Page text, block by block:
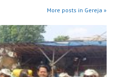
More posts in Gereja »